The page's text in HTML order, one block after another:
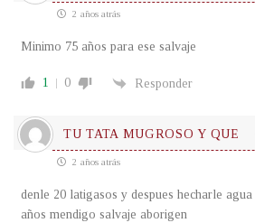
2 años atrás
Minimo 75 años para ese salvaje
1 0 Responder
TU TATA MUGROSO Y QUE
2 años atrás
denle 20 latigasos y despues hecharle
años mendigo salvaje aborigen